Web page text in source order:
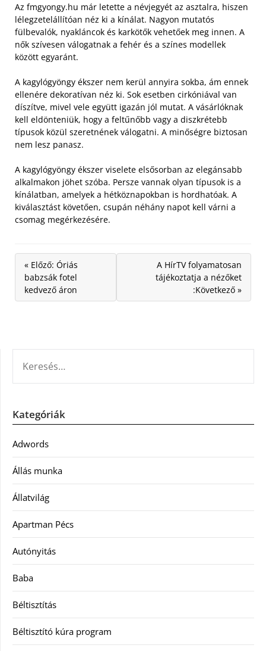
Az fmgyongy.hu már letette a névjegyét az asztalra, hiszen
lélegzetelállítóan néz ki a kínálat. Nagyon mutatós
fülbevalók, nyakláncok és karkötők vehetőek meg innen. A
nők szívesen válogatnak a fehér és a színes modellek
között egyaránt.
A kagylógyöngy ékszer nem kerül annyira sokba, ám ennek
ellenére dekoratívan néz ki. Sok esetben cirkóniával van
díszítve, mivel vele együtt igazán jól mutat. A vásárlóknak
kell eldönteniük, hogy a feltűnőbb vagy a diszkrétebb
típusok közül szeretnének válogatni. A minőségre biztosan
nem lesz panasz.
A kagylógyöngy ékszer viselete elsősorban az elegánsabb
alkalmakon jöhet szóba. Persze vannak olyan típusok is a
kínálatban, amelyek a hétköznapokban is hordhatóak. A
kiválasztást követően, csupán néhány napot kell várni a
csomag megérkezésére.
« Előző: Óriás
babzsák fotel
kedvező áron
A HírTV folyamatosan
tájékoztatja a nézőket
:Következő »
Kategóriák
Adwords
Állás munka
Állatvilág
Apartman Pécs
Autónyitás
Baba
Béltisztítás
Béltisztító kúra program